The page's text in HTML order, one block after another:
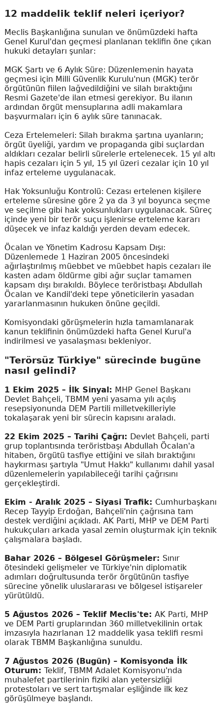
12 maddelik teklif neleri içeriyor?
Meclis Başkanlığına sunulan ve önümüzdeki hafta
Genel Kurul'dan geçmesi planlanan teklifin öne çıkan
hukuki detayları şunlar:
MGK Şartı ve 6 Aylık Süre: Düzenlemenin hayata
geçmesi için Milli Güvenlik Kurulu'nun (MGK) terör
örgütünün fiilen lağvedildiğini ve silah bıraktığını
Resmi Gazete'de ilan etmesi gerekiyor. Bu ilanın
ardından örgüt mensuplarına adli makamlara
başvurmaları için 6 aylık süre tanınacak.
Ceza Ertelemeleri: Silah bırakma şartına uyanların;
örgüt üyeliği, yardım ve propaganda gibi suçlardan
aldıkları cezalar belirli sürelerle ertelenecek. 15 yıl altı
hapis cezaları için 5 yıl, 15 yıl üzeri cezalar için 10 yıl
infaz erteleme uygulanacak.
Hak Yoksunluğu Kontrolü: Cezası ertelenen kişilere
erteleme süresine göre 2 ya da 3 yıl boyunca seçme
ve seçilme gibi hak yoksunlukları uygulanacak. Süreç
içinde yeni bir terör suçu işlenirse erteleme kararı
düşecek ve infaz kaldığı yerden devam edecek.
Öcalan ve Yönetim Kadrosu Kapsam Dışı:
Düzenlemede 1 Haziran 2005 öncesindeki
ağırlaştırılmış müebbet ve müebbet hapis cezaları ile
kasten adam öldürme gibi ağır suçlar tamamen
kapsam dışı bırakıldı. Böylece teröristbaşı Abdullah
Öcalan ve Kandil'deki tepe yöneticilerin yasadan
yararlanmasının hukuken önüne geçildi.
Komisyondaki görüşmelerin hızla tamamlanarak
kanun teklifinin önümüzdeki hafta Genel Kurul'a
indirilmesi ve yasalaşması bekleniyor.
"Terörsüz Türkiye" sürecinde bugüne
nasıl gelindi?
1 Ekim 2025 – İlk Sinyal: MHP Genel Başkanı
Devlet Bahçeli, TBMM yeni yasama yılı açılış
resepsiyonunda DEM Partili milletvekilleriyle
tokalaşarak yeni bir sürecin kapısını araladı.
22 Ekim 2025 – Tarihi Çağrı: Devlet Bahçeli, parti
grup toplantısında teröristbaşı Abdullah Öcalan'a
hitaben, örgütü tasfiye ettiğini ve silah bıraktığını
haykırması şartıyla "Umut Hakkı" kullanımı dahil yasal
düzenlemelerin yapılabileceği tarihi çağrısını
gerçekleştirdi.
Ekim - Aralık 2025 – Siyasi Trafik: Cumhurbaşkanı
Recep Tayyip Erdoğan, Bahçeli'nin çağrısına tam
destek verdiğini açıkladı. AK Parti, MHP ve DEM Parti
hukukçuları arkada yasal zemin oluşturmak için teknik
çalışmalara başladı.
Bahar 2026 – Bölgesel Görüşmeler: Sınır
ötesindeki gelişmeler ve Türkiye'nin diplomatik
adımları doğrultusunda terör örgütünün tasfiye
sürecine yönelik uluslararası ve bölgesel istişareler
yürütüldü.
5 Ağustos 2026 – Teklif Meclis'te: AK Parti, MHP
ve DEM Parti gruplarından 360 milletvekilinin ortak
imzasıyla hazırlanan 12 maddelik yasa teklifi resmi
olarak TBMM Başkanlığına sunuldu.
7 Ağustos 2026 (Bugün) – Komisyonda İlk
Oturum: Teklif, TBMM Adalet Komisyonu'nda
muhalefet partilerinin fiziki alan yetersizliği
protestoları ve sert tartışmalar eşliğinde ilk kez
görüşülmeye başlandı.